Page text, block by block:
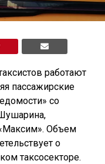
работают
пассажирские
со
«Максим». Объем
о
таксосекторе.